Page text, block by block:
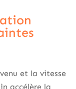
et la vitesse
accélère la